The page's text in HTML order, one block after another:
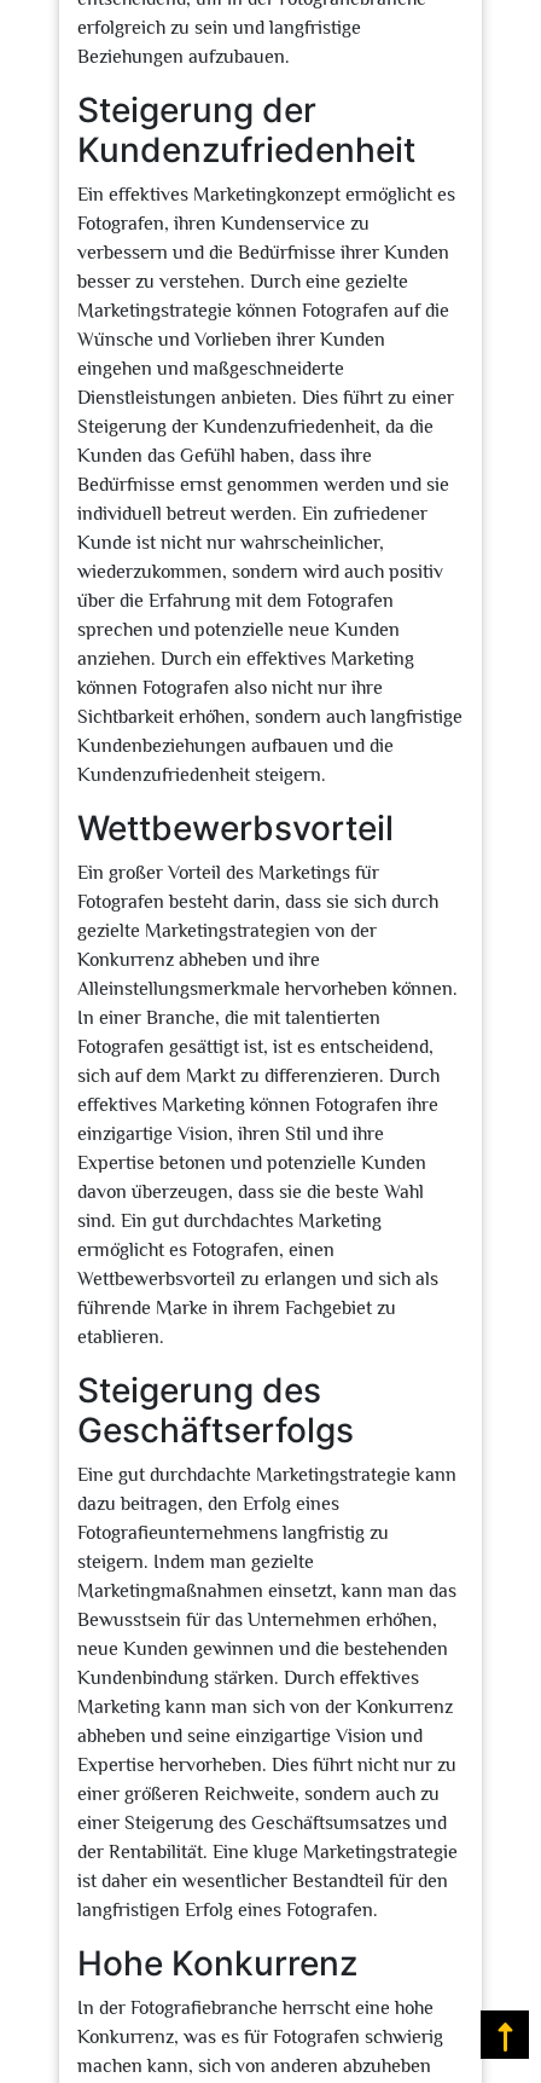
erfolgreich zu sein und langfristige
Beziehungen aufzubauen.
Steigerung der
Kundenzufriedenheit
Ein effektives Marketingkonzept ermöglicht es
Fotografen, ihren Kundenservice zu
verbessern und die Bedürfnisse ihrer Kunden
besser zu verstehen. Durch eine gezielte
Marketingstrategie können Fotografen auf die
Wünsche und Vorlieben ihrer Kunden
eingehen und maßgeschneiderte
Dienstleistungen anbieten. Dies führt zu einer
Steigerung der Kundenzufriedenheit, da die
Kunden das Gefühl haben, dass ihre
Bedürfnisse ernst genommen werden und sie
individuell betreut werden. Ein zufriedener
Kunde ist nicht nur wahrscheinlicher,
wiederzukommen, sondern wird auch positiv
über die Erfahrung mit dem Fotografen
sprechen und potenzielle neue Kunden
anziehen. Durch ein effektives Marketing
können Fotografen also nicht nur ihre
Sichtbarkeit erhöhen, sondern auch langfristige
Kundenbeziehungen aufbauen und die
Kundenzufriedenheit steigern.
Wettbewerbsvorteil
Ein großer Vorteil des Marketings für
Fotografen besteht darin, dass sie sich durch
gezielte Marketingstrategien von der
Konkurrenz abheben und ihre
Alleinstellungsmerkmale hervorheben können.
In einer Branche, die mit talentierten
Fotografen gesättigt ist, ist es entscheidend,
sich auf dem Markt zu differenzieren. Durch
effektives Marketing können Fotografen ihre
einzigartige Vision, ihren Stil und ihre
Expertise betonen und potenzielle Kunden
davon überzeugen, dass sie die beste Wahl
sind. Ein gut durchdachtes Marketing
ermöglicht es Fotografen, einen
Wettbewerbsvorteil zu erlangen und sich als
führende Marke in ihrem Fachgebiet zu
etablieren.
Steigerung des
Geschäftserfolgs
Eine gut durchdachte Marketingstrategie kann
dazu beitragen, den Erfolg eines
Fotografieunternehmens langfristig zu
steigern. Indem man gezielte
Marketingmaßnahmen einsetzt, kann man das
Bewusstsein für das Unternehmen erhöhen,
neue Kunden gewinnen und die bestehenden
Kundenbindung stärken. Durch effektives
Marketing kann man sich von der Konkurrenz
abheben und seine einzigartige Vision und
Expertise hervorheben. Dies führt nicht nur zu
einer größeren Reichweite, sondern auch zu
einer Steigerung des Geschäftsumsatzes und
der Rentabilität. Eine kluge Marketingstrategie
ist daher ein wesentlicher Bestandteil für den
langfristigen Erfolg eines Fotografen.
Hohe Konkurrenz
In der Fotografiebranche herrscht eine hohe
Konkurrenz, was es für Fotografen schwierig
machen kann, sich von anderen abzuheben